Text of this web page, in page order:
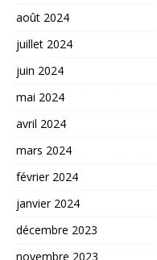
août 2024
juillet 2024
juin 2024
mai 2024
avril 2024
mars 2024
février 2024
janvier 2024
décembre 2023
novembre 2023